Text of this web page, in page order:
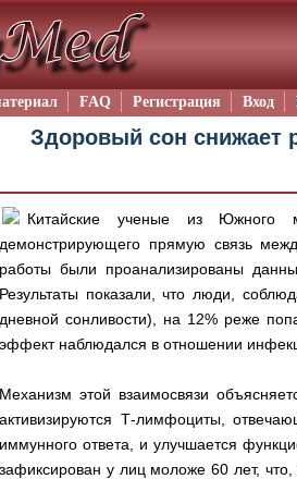
FAQ Регистрация Вход
Здоровый сон снижает
Китайские ученые из Южного
демонстрирующего прямую связь
работы были проанализированы
Результаты показали, что люди,
дневной сонливости), на 12% реже
эффект наблюдался в отношении
Механизм этой взаимосвязи
активизируются Т-лимфоциты,
иммунного ответа, и улучшается
зафиксирован у лиц моложе 60 лет,